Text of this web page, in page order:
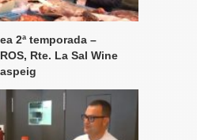
2ª temporada –
Rte. La Sal Wine